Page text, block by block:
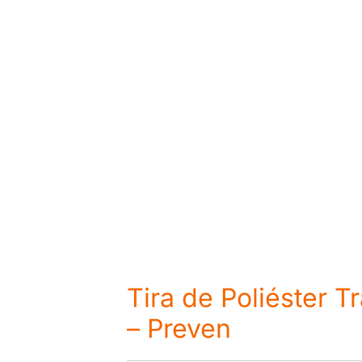
Tira de Poliéster
– Preven